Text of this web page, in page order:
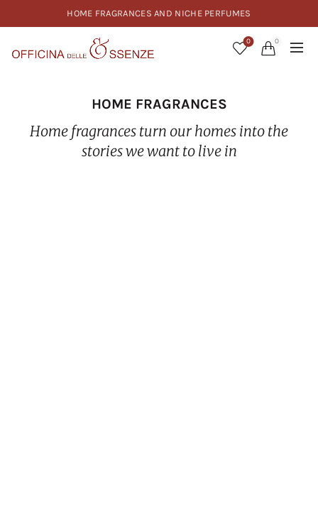
HOME FRAGRANCES AND NICHE PERFUMES
0 0
HOME FRAGRANCES
Home fragrances turn our homes into the
stories we want to live in